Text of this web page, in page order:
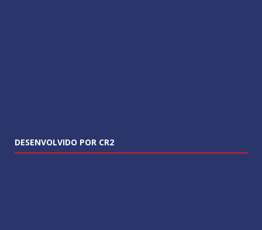
DESENVOLVIDO POR CR2